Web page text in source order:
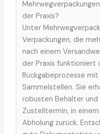
der Praxis?
Unter
Verpackungen, die
nach einem
der Praxis funktioniert
Rückgabeprozesse
Sammelstellen. Sie
robusten Behälter
Zustelltermin, in
Abholung zurück.